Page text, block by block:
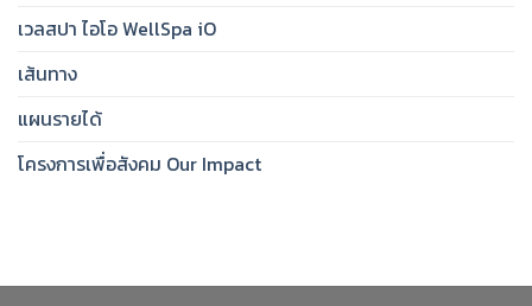
เวลสปา ไอโอ WellSpa iO
เส้นทาง
แผนรายได้
โครงการเพื่อสังคม Our Impact